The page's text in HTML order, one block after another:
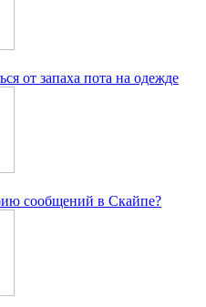
от запаха пота на одежде
сообщений в Скайпе?